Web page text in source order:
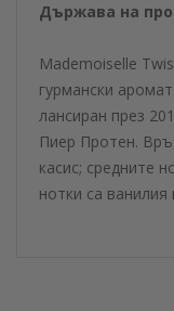
Държава на
Mademoiselle
гурмански
лансиран през
Пиер Протен.
касис; средните
нотки са ванилия